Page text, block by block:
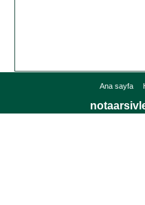
Ana sayfa